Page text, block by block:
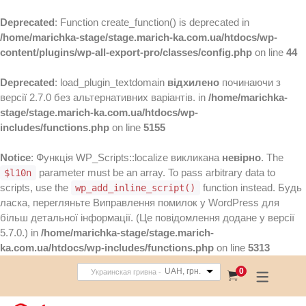
Deprecated: Function create_function() is deprecated in
/home/marichka-stage/stage.marich-ka.com.ua/htdocs/wp-
content/plugins/wp-all-export-pro/classes/config.php on line 44
Deprecated: load_plugin_textdomain відхилено починаючи з
версії 2.7.0 без альтернативних варіантів. in /home/marichka-
stage/stage.marich-ka.com.ua/htdocs/wp-
includes/functions.php on line 5155
Notice: Функція WP_Scripts::localize викликана невірно. The
$l10n
parameter must be an array. To pass arbitrary data to
scripts, use the
wp_add_inline_script()
function instead. Будь
ласка, перегляньте Виправлення помилок у WordPress для
більш детальної інформації. (Це повідомлення додане у версії
5.7.0.) in /home/marichka-stage/stage.marich-
ka.com.ua/htdocs/wp-includes/functions.php on line 5313
UAH, грн.
Украинская гривна - 0